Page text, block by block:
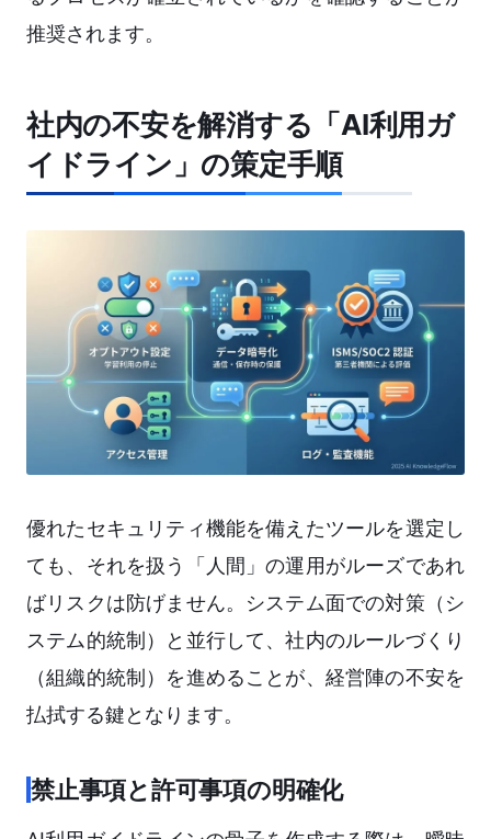
推奨されます。
社内の不安を解消する「AI利用ガ
イドライン」の策定手順
優れたセキュリティ機能を備えたツールを選定し
ても、それを扱う「人間」の運用がルーズであれ
ばリスクは防げません。システム面での対策（シ
ステム的統制）と並行して、社内のルールづくり
（組織的統制）を進めることが、経営陣の不安を
払拭する鍵となります。
禁止事項と許可事項の明確化